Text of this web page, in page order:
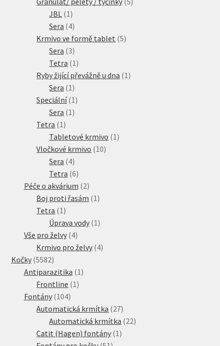
JBL 1 1
produkt
Sera 44
produkty
Krmivo ve formě tablet 55
Sera 33
produkty
Tetra 1 1
produkt
Ryby žijící převážně u dna 1 1
Sera 1 1
produkt
Speciální 1 1
Sera 1 1
Tetra 1 1
produkt
Tabletové krmivo 1 1
Vločkové krmivo 1010
Sera 44
produkty
Tetra 66
produktů
Péče o akvárium 22
produkty
Boj proti řasám 1 1
Tetra 1 1
produkt
Úprava vody 1 1
Vše pro želvy 44
produkty
Krmivo pro želvy 44
Kočky 55825582
produktů
Antiparazitika 1 1
Frontline 1 1
Fontány 104104
produktů
Automatická krmítka 2727
produktů
Automatická krmítka 2222
Catit (Hagen) fontány 1 1